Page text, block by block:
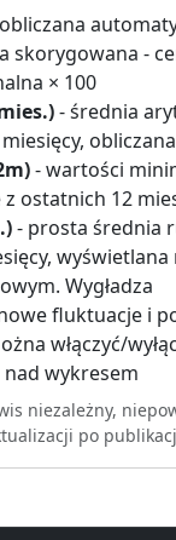
skorygowana -
× 100
- średnia
- wartości
ostatnich 12
- prosta średnia
Wygładza
fluktuacje i
włączyć/
nad wykresem
niezależny,
po